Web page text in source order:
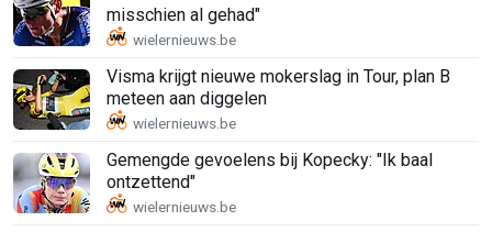
misschien al gehad"
Visma krijgt nieuwe mokerslag in Tour, plan B
meteen aan diggelen
Gemengde gevoelens bij Kopecky: "Ik baal
ontzettend"